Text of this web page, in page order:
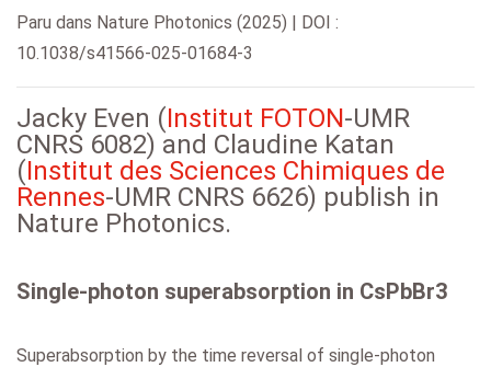
Paru dans Nature Photonics (2025) | DOI :
10.1038/s41566-025-01684-3
Jacky Even (Institut FOTON-UMR
CNRS 6082) and Claudine Katan
(Institut des Sciences Chimiques de
Rennes-UMR CNRS 6626) publish in
Nature Photonics.
Single-photon superabsorption in CsPbBr3
Superabsorption by the time reversal of single-photon